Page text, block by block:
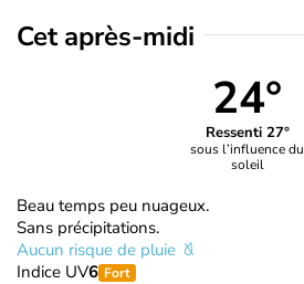
Cet après-midi
24°
Ressenti 27°
sous l’influence du
soleil
Beau temps peu nuageux.
Sans précipitations.
Aucun risque de pluie
Indice UV6 Fort